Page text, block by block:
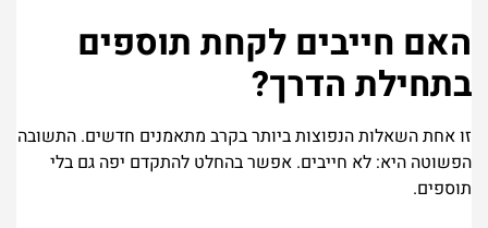
האם חייבים לקחת תוספים
בתחילת הדרך?
זו אחת השאלות הנפוצות ביותר בקרב מתאמנים חדשים. התשובה
הפשוטה היא: לא חייבים. אפשר בהחלט להתקדם יפה גם בלי
תוספים.